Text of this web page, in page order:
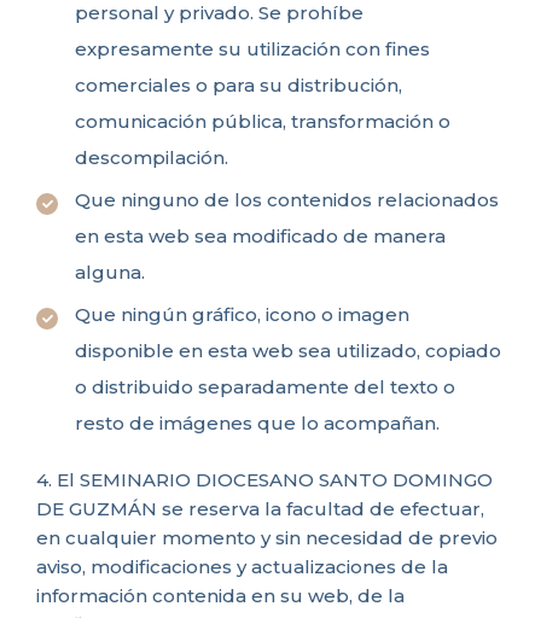
personal y privado. Se prohíbe
expresamente su utilización con fines
comerciales o para su distribución,
comunicación pública, transformación o
descompilación.
Que ninguno de los contenidos relacionados
en esta web sea modificado de manera
alguna.
Que ningún gráfico, icono o imagen
disponible en esta web sea utilizado, copiado
o distribuido separadamente del texto o
resto de imágenes que lo acompañan.
4. El SEMINARIO DIOCESANO SANTO DOMINGO
DE GUZMÁN se reserva la facultad de efectuar,
en cualquier momento y sin necesidad de previo
aviso, modificaciones y actualizaciones de la
información contenida en su web, de la